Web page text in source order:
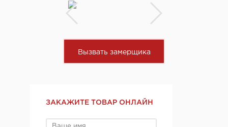
Вызвать замерщика
ЗАКАЖИТЕ ТОВАР ОНЛАЙН